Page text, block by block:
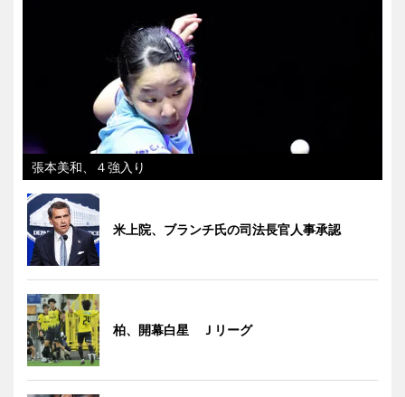
張本美和、４強入り
米上院、ブランチ氏の司法長官人事承認
柏、開幕白星 Ｊリーグ